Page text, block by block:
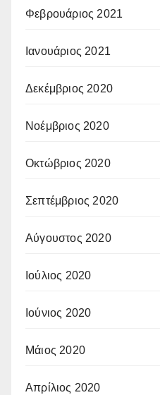
Φεβρουάριος 2021
Ιανουάριος 2021
Δεκέμβριος 2020
Νοέμβριος 2020
Οκτώβριος 2020
Σεπτέμβριος 2020
Αύγουστος 2020
Ιούλιος 2020
Ιούνιος 2020
Μάιος 2020
Απρίλιος 2020